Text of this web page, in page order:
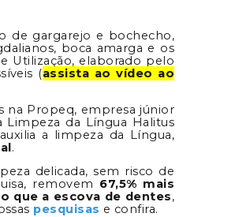
de gargarejo e bochecho,
boca amarga e os
Utilização, elaborado pelo
(assista ao vídeo ao
Propeq, empresa júnior
Limpeza da Língua Halitus
a limpeza da Língua,
.
delicada, sem risco de
removem 67,5% mais
que a escova de dentes,
pesquisas e confira.